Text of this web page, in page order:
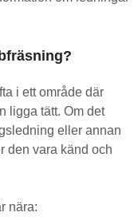
i ett område där
ligga tätt. Om det
eller annan
den vara känd och
nära: